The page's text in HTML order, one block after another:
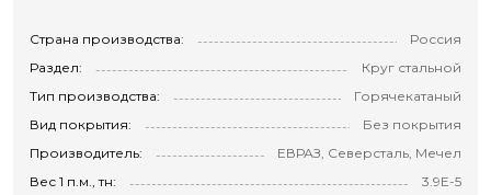
Страна производства:
Россия
Раздел:
Круг стальной
Тип производства:
Горячекатаный
Вид покрытия:
Без покрытия
Производитель:
ЕВРАЗ, Северсталь, Мечел
Вес 1 п.м., тн:
3.9E-5